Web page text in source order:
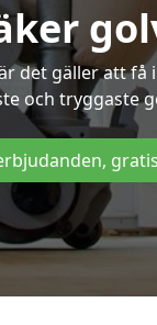
det gäller att
och tryggaste